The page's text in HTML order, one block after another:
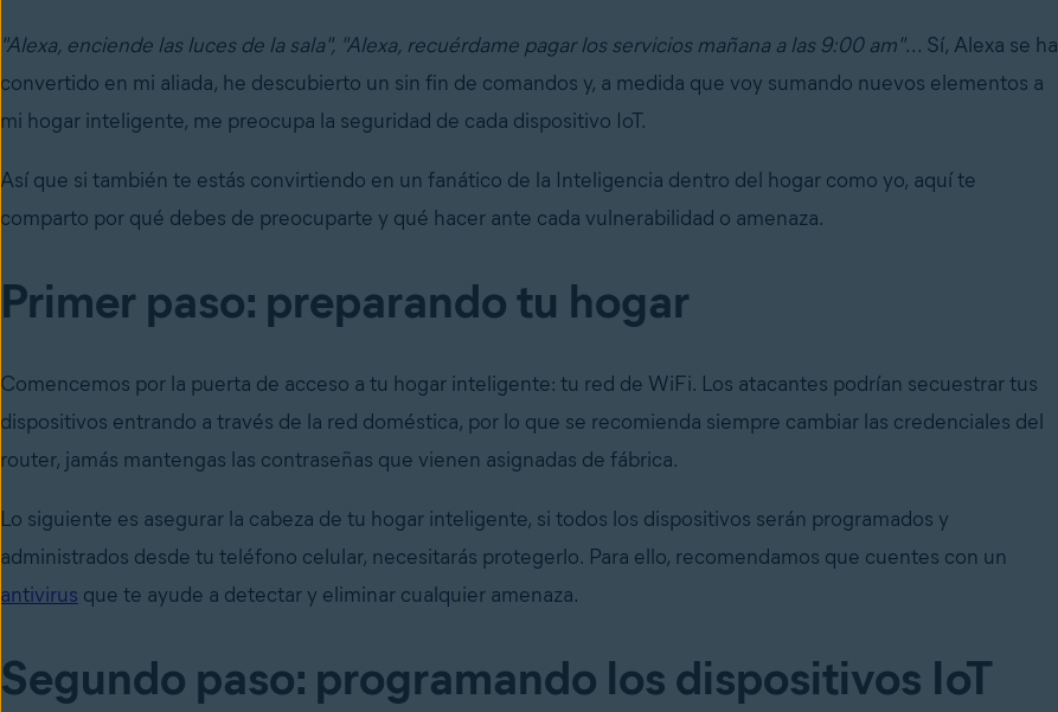
"Alexa, enciende las luces de la sala", "Alexa, recuérdame pagar los servicios mañana a las 9:00 am"... Sí, Alexa se ha
convertido en mi aliada, he descubierto un sin fin de comandos y, a medida que voy sumando nuevos elementos a
mi hogar inteligente, me preocupa la seguridad de cada dispositivo IoT.
Así que si también te estás convirtiendo en un fanático de la Inteligencia dentro del hogar como yo, aquí te
comparto por qué debes de preocuparte y qué hacer ante cada vulnerabilidad o amenaza.
Primer paso: preparando tu hogar
Comencemos por la puerta de acceso a tu hogar inteligente: tu red de WiFi. Los atacantes podrían secuestrar tus
dispositivos entrando a través de la red doméstica, por lo que se recomienda siempre cambiar las credenciales del
router, jamás mantengas las contraseñas que vienen asignadas de fábrica.
Lo siguiente es asegurar la cabeza de tu hogar inteligente, si todos los dispositivos serán programados y
administrados desde tu teléfono celular, necesitarás protegerlo. Para ello, recomendamos que cuentes con un
antivirus que te ayude a detectar y eliminar cualquier amenaza.
Segundo paso: programando los dispositivos IoT